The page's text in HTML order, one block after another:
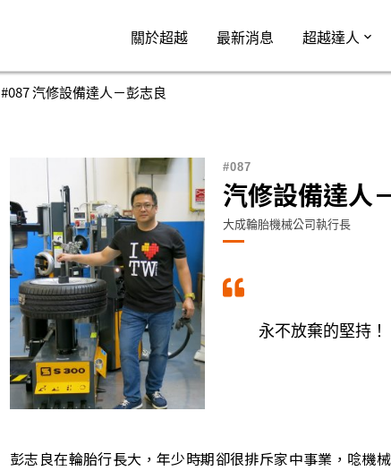
#087 汽修設備達人－彭志良
087
汽修設備達人
大成輪胎機械公司執行長
永不放棄的堅持！
彭志良在輪胎行長大，年少時期卻很排斥家中事業，唸機
關於超越 最新消息 超越達人